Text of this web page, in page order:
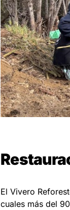
El Vivero
cuales más del